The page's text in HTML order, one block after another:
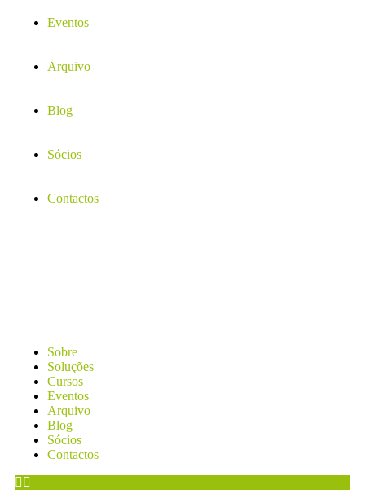
Eventos
Arquivo
Blog
Sócios
Contactos
Sobre
Soluções
Cursos
Eventos
Arquivo
Blog
Sócios
Contactos